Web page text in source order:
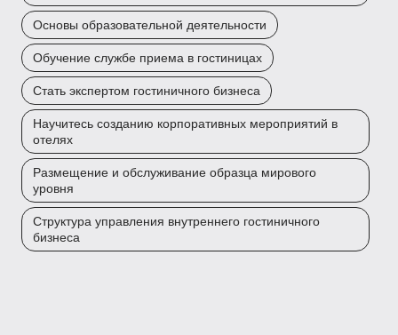
Основы образовательной деятельности
Обучение службе приема в гостиницах
Стать экспертом гостиничного бизнеса
Научитесь созданию корпоративных мероприятий в
отелях
Размещение и обслуживание образца мирового
уровня
Структура управления внутреннего гостиничного
бизнеса